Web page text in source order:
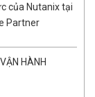
của Nutanix tại
Partner
HÀNH